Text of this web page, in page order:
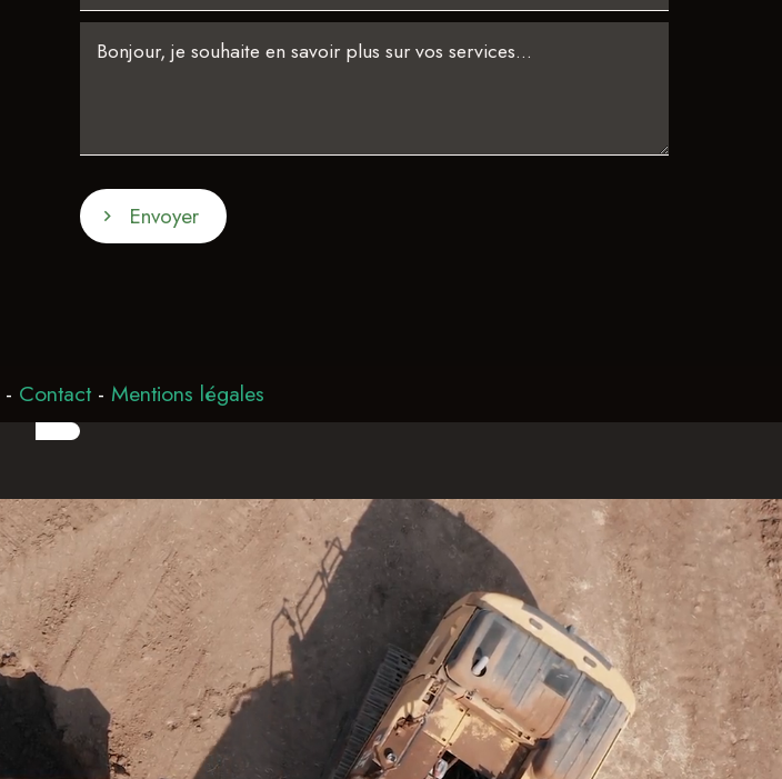
Envoyer
- Contact - Mentions légales